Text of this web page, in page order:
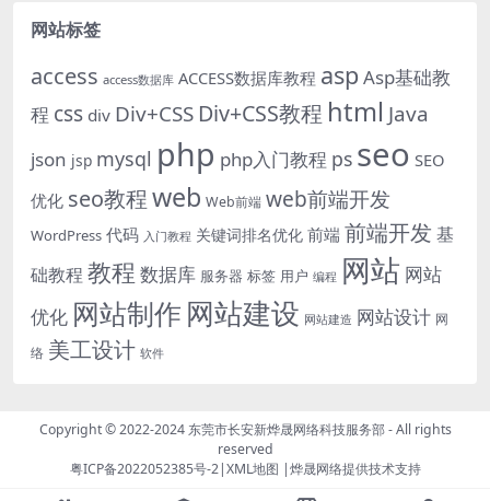
网站标签
access access数据库 ACCESS数据库教程 asp Asp基础教
程 css div Div+CSS Div+CSS教程 html Java
json jsp mysql php php入门教程 ps seo SEO
优化 seo教程web Web前端 web前端开发
WordPress 代码 入门教程 关键词排名优化 前端 前端开发 基
础教程 教程 数据库 服务器 标签 用户 编程 网站 网站
优化 网站制作 网站建设 网站建造 网站设计 网
络 美工设计 软件
Copyright © 2022-2024 东莞市长安新烨晟网络科技服务部- All rights
reserved
粤ICP备2022052385号-2|XML地图 |烨晟网络提供技术支持